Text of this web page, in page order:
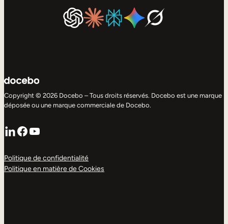
Copyright © 2026 Docebo – Tous droits réservés. Docebo est une marque
déposée ou une marque commerciale de Docebo.
LinkedIn
Facebook
YouTube
Politique de confidentialité
Politique en matière de Cookies